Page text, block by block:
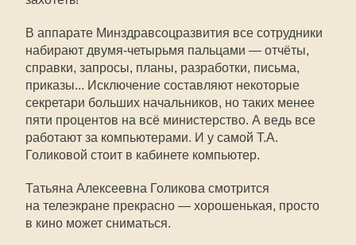
В аппарате Минздравсоцразвития все сотрудники
набирают двумя-четырьмя пальцами — отчёты,
справки, запросы, планы, разработки, письма,
приказы... Исключение составляют некоторые
секретари больших начальников, но таких менее
пяти процентов на всё министерство. А ведь все
работают за компьютерами. И у самой Т.А.
Голиковой стоит в кабинете компьютер.
Татьяна Алексеевна Голикова смотрится
на телеэкране прекрасно — хорошенькая, просто
в кино может сниматься.